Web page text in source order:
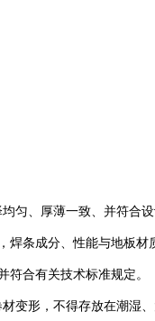
匀、厚薄一致、并符合
条成分、性能与地板材
合有关技术标准规定。
变形，不得存放在潮湿